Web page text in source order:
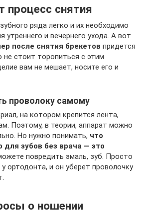
процесс снятия
ряда легко и их необходимо
утреннего и вечернего ухода. А вот
после снятия брекетов придется
не стоит торопиться с этим
вам не мешает, носите его и
проволоку самому
на котором крепится лента,
Поэтому, в теории, аппарат можно
Но нужно понимать, что
для зубов без врача — это
повредить эмаль, зуб. Просто
ортодонта, и он уберет проволочку
о ношении